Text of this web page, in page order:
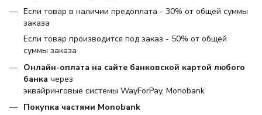
Если товар в наличии предоплата - 30% от общей суммы
заказа
Если товар производится под заказ - 50% от общей
суммы заказа
Онлайн-оплата на сайте банковской картой любого
банка через
эквайринговые системы WayForPay, Monobank
Покупка частями Monobank